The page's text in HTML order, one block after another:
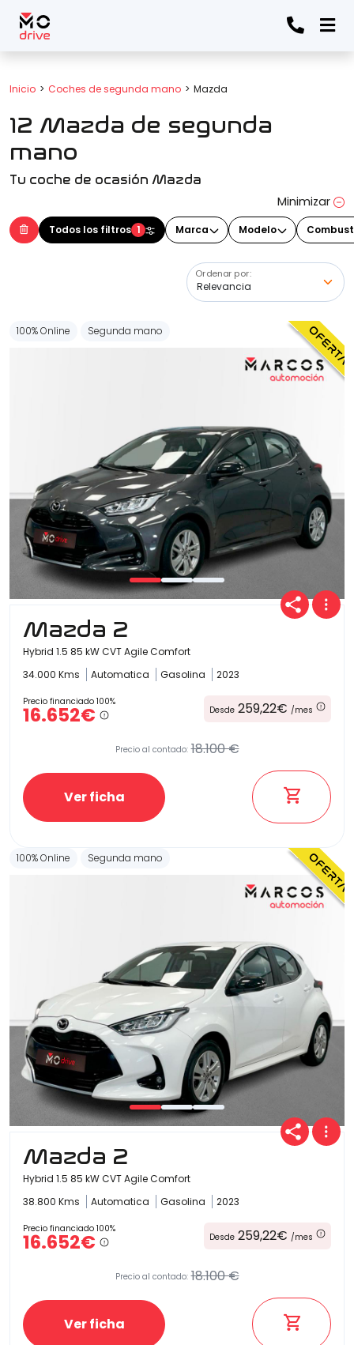
Inicio Coches de segunda mano Mazda
12 Mazda de segunda
mano
Tu coche de ocasión Mazda
Minimizar
Todos los filtros 1 Marca Modelo
Ordenar por:
Todos los filtros
Marca
(Elige uno o varios modelos)
Año
Combustible
(Elige una o varias opciones)
Etiqueta medioambiental
Potencia
Transmisión
Carrocería
100% Online Segunda mano
Mazda 2
Hybrid 1.5 85 kW CVT Agile Comfort
34.000 Kms
Automatica Gasolina 2023
Precio financiado 100%
16.652€ Desde 259,22€ /mes
Precio al contado: 18.100 €
Ver ficha
100% Online Segunda mano
Mazda 2
Hybrid 1.5 85 kW CVT Agile Comfort
38.800 Kms
Automatica Gasolina 2023
Precio financiado 100%
16.652€ Desde 259,22€ /mes
Precio al contado: 18.100 €
Ver ficha